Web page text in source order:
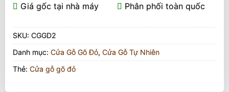
Giá gốc tại nhà máy
Phân phối toàn quốc
SKU: CGGD2
Danh mục: Cửa Gỗ Gõ Đỏ, Cửa Gỗ Tự Nhiên
Thẻ: Cửa gỗ gõ đỏ